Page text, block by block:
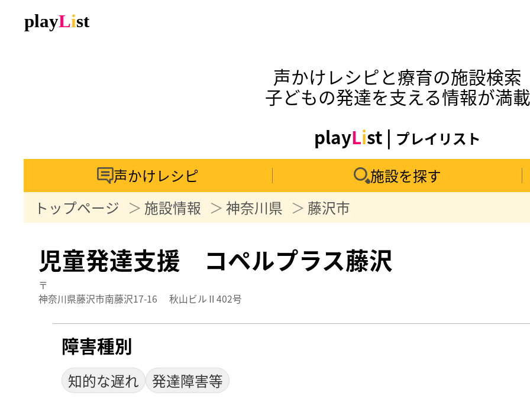
声かけレシピと療育の施設検索
子どもの発達を支える情報が満載
playList | プレイリスト
声かけレシピ
施設を探す
トップページ
施設情報 神奈川県 藤沢市
児童発達支援 コペルプラス藤沢
〒
神奈川県藤沢市南藤沢17-16 秋山ビルⅡ402号
障害種別
知的な遅れ 発達障害等